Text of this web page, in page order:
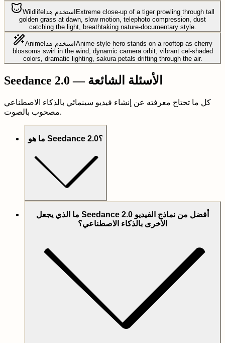
Wildlifeاستخدم هذاExtreme close-up of a tiger prowling through tall
golden grass at dawn, slow motion, telephoto compression, dust
catching the light, breathtaking nature-documentary style.
Animeاستخدم هذاAnime-style hero stands on a rooftop as cherry
blossoms swirl in the wind, dynamic camera orbit, vibrant cel-shaded
colors, dramatic lighting, sakura petals drifting through the air.
Seedance 2.0 — الأسئلة الشائعة
كل ما تحتاج معرفته عن إنشاء فيديو سينمائي بالذكاء الاصطناعي
مصحوب بالصوت.
ما هو Seedance 2.0؟
ما الذي يجعل Seedance 2.0 أفضل من نماذج الفيديو
الأخرى بالذكاء الاصطناعي؟